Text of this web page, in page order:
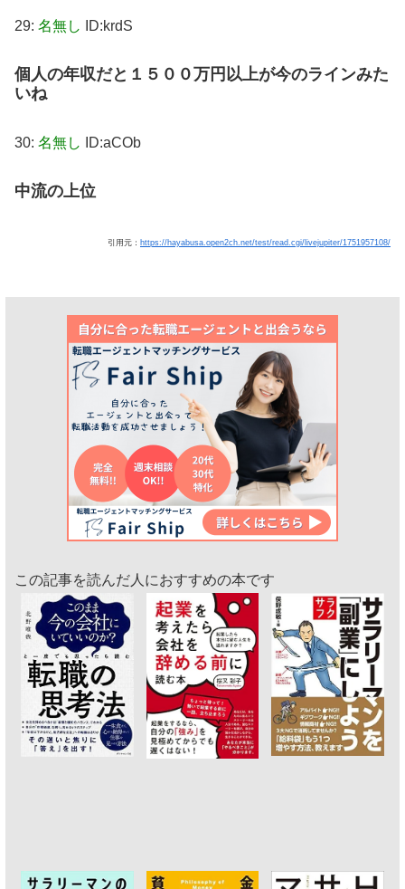
29: 名無し ID:krdS
個人の年収だと１５００万円以上が今のラインみた
いね
30: 名無し ID:aCOb
中流の上位
引用元： https://hayabusa.open2ch.net/test/read.cgi/livejupiter/1751957108/
この記事を読んだ人におすすめの本です